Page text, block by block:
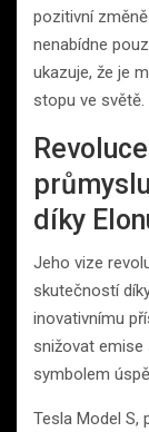
pozitivní
nenabídne
ukazuje, že je
stopu ve světě.
díky
Jeho vize
skutečností
inovativnímu
snižovat emise
symbolem
Tesla Model S,